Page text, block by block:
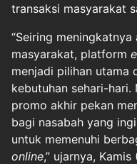
transaksi masyarakat
“Seiring
masyarakat, platform
menjadi pilihan utama
kebutuhan sehari-
promo akhir pekan
bagi nasabah yang
untuk memenuhi
online,” ujarnya,